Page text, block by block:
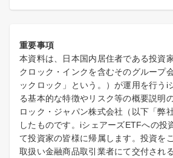
重要事項
本資料は、日本国内居住者である投資
クロック・インクを含むそのグループ
ックロック」という。）が運用を行うi
る基本的な特徴やリスク等の概要説明
ロック・ジャパン株式会社（以下「弊
したものです。iシェアーズETFへの投
て投資家の皆様に帰属します。投資を
取扱い金融商品取引業者にて交付され